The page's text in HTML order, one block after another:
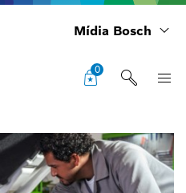
Mídia Bosch
0